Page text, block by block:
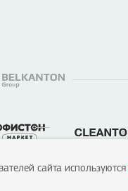
сайта используются